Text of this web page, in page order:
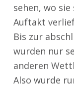
sehen, wo
Auftakt
Bis zur
wurden nur
anderen
Also wurde